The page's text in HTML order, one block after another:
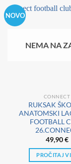
NOVO
NEMA NA
CONNECT
RUKSAK
ANATOMSKI
FOOTBALL
49,90€
PROČITAJ